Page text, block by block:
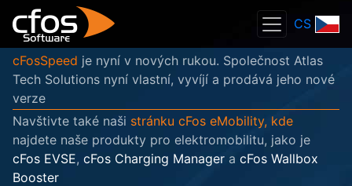
CS
cFosSpeed je nyní v nových rukou. Společnost Atlas
Tech Solutions nyní vlastní, vyvíjí a prodává jeho nové
verze
Navštivte také naši stránku cFos eMobility, kde
najdete naše produkty pro elektromobilitu, jako je
cFos EVSE, cFos Charging Manager a cFos Wallbox
Booster